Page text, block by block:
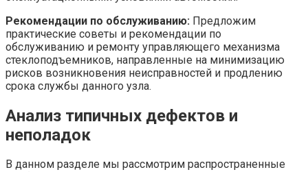
Рекомендации по обслуживанию: Предложим
практические советы и рекомендации по
обслуживанию и ремонту управляющего механизма
стеклоподъемников, направленные на минимизацию
рисков возникновения неисправностей и продлению
срока службы данного узла.
Анализ типичных дефектов и
неполадок
В данном разделе мы рассмотрим распространенные